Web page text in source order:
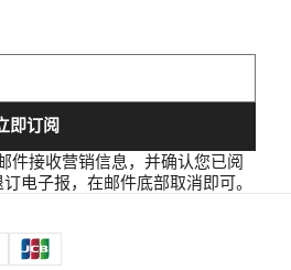
即订阅
件接收营销信息，并确认您已阅
电子报，在邮件底部取消即可。